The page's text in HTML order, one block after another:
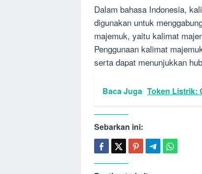
Dalam bahasa Indonesia,
digunakan untuk
majemuk, yaitu kalimat
Penggunaan kalimat
serta dapat menunjukkan
Baca Juga Token Listrik:
Sebarkan ini: